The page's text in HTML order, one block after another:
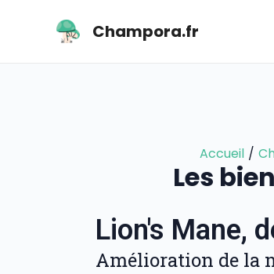
Champora.fr
Accueil
Les
Lion's Mane,
Amélioration de la
des